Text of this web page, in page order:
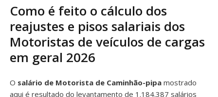
Como é feito o cálculo dos
reajustes e pisos salariais dos
Motoristas de veículos de cargas
em geral 2026
O salário de Motorista de Caminhão-pipa mostrado
aqui é resultado do levantamento de 1.184.387 salários